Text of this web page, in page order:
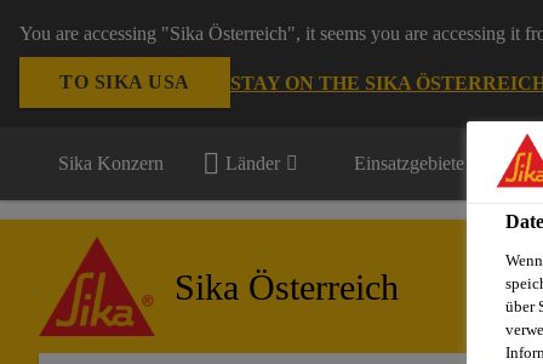
You are accessing "Sika Österreich", it seems you are accessing it
TO SIKA USA STAY ON THE SIKA
Sika Konzern Länder Einsatzgebiete
Sika Österreich
über